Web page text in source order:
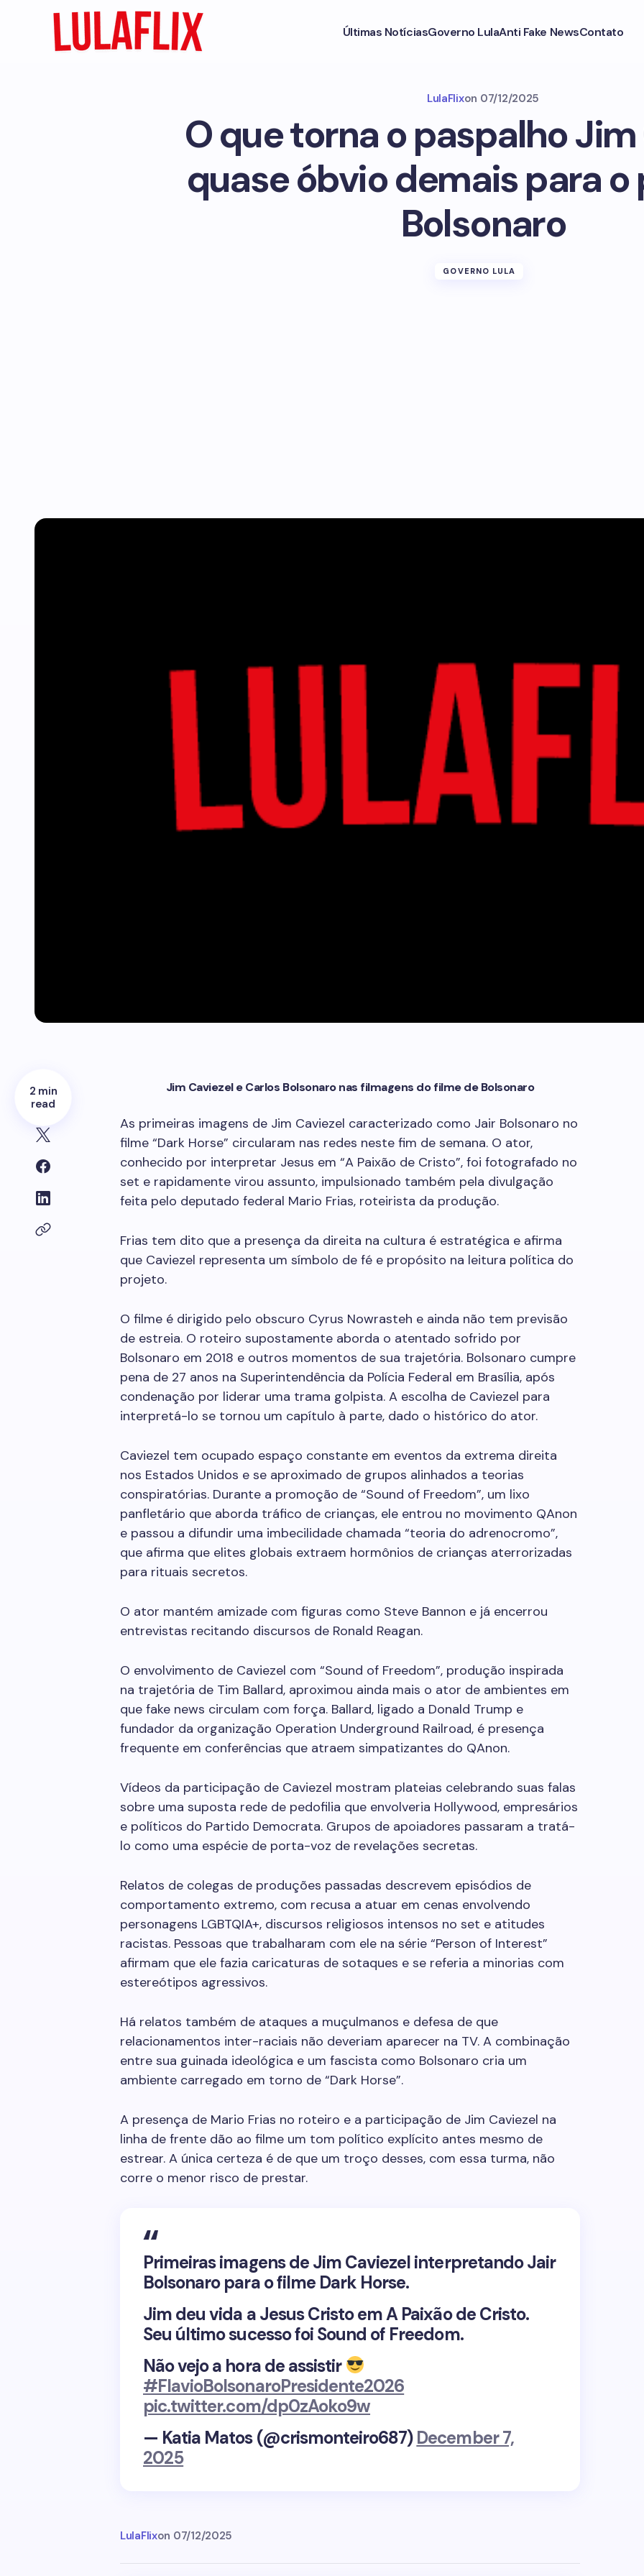
Últimas NotíciasGoverno LulaAnti Fake NewsContato
LulaFlixon 07/12/2025
O que torna o paspalho
quase óbvio demais para o
Bolsonaro
GOVERNO LULA
2 min
read
Jim Caviezel e Carlos Bolsonaro nas filmagens do filme de Bolsonaro
As primeiras imagens de Jim Caviezel caracterizado como Jair Bolsonaro no
filme “Dark Horse” circularam nas redes neste fim de semana. O ator,
conhecido por interpretar Jesus em “A Paixão de Cristo”, foi fotografado no
set e rapidamente virou assunto, impulsionado também pela divulgação
feita pelo deputado federal Mario Frias, roteirista da produção.
Frias tem dito que a presença da direita na cultura é estratégica e afirma
que Caviezel representa um símbolo de fé e propósito na leitura política do
projeto.
O filme é dirigido pelo obscuro Cyrus Nowrasteh e ainda não tem previsão
de estreia. O roteiro supostamente aborda o atentado sofrido por
Bolsonaro em 2018 e outros momentos de sua trajetória. Bolsonaro cumpre
pena de 27 anos na Superintendência da Polícia Federal em Brasília, após
condenação por liderar uma trama golpista. A escolha de Caviezel para
interpretá-lo se tornou um capítulo à parte, dado o histórico do ator.
Caviezel tem ocupado espaço constante em eventos da extrema direita
nos Estados Unidos e se aproximado de grupos alinhados a teorias
conspiratórias. Durante a promoção de “Sound of Freedom”, um lixo
panfletário que aborda tráfico de crianças, ele entrou no movimento QAnon
e passou a difundir uma imbecilidade chamada “teoria do adrenocromo”,
que afirma que elites globais extraem hormônios de crianças aterrorizadas
para rituais secretos.
O ator mantém amizade com figuras como Steve Bannon e já encerrou
entrevistas recitando discursos de Ronald Reagan.
O envolvimento de Caviezel com “Sound of Freedom”, produção inspirada
na trajetória de Tim Ballard, aproximou ainda mais o ator de ambientes em
que fake news circulam com força. Ballard, ligado a Donald Trump e
fundador da organização Operation Underground Railroad, é presença
frequente em conferências que atraem simpatizantes do QAnon.
Vídeos da participação de Caviezel mostram plateias celebrando suas falas
sobre uma suposta rede de pedofilia que envolveria Hollywood, empresários
e políticos do Partido Democrata. Grupos de apoiadores passaram a tratá-
lo como uma espécie de porta-voz de revelações secretas.
Relatos de colegas de produções passadas descrevem episódios de
comportamento extremo, com recusa a atuar em cenas envolvendo
personagens LGBTQIA+, discursos religiosos intensos no set e atitudes
racistas. Pessoas que trabalharam com ele na série “Person of Interest”
afirmam que ele fazia caricaturas de sotaques e se referia a minorias com
estereótipos agressivos.
Há relatos também de ataques a muçulmanos e defesa de que
relacionamentos inter-raciais não deveriam aparecer na TV. A combinação
entre sua guinada ideológica e um fascista como Bolsonaro cria um
ambiente carregado em torno de “Dark Horse”.
A presença de Mario Frias no roteiro e a participação de Jim Caviezel na
linha de frente dão ao filme um tom político explícito antes mesmo de
estrear. A única certeza é de que um troço desses, com essa turma, não
corre o menor risco de prestar.
Primeiras imagens de Jim Caviezel interpretando Jair
Bolsonaro para o filme Dark Horse.
Jim deu vida a Jesus Cristo em A Paixão de Cristo.
Seu último sucesso foi Sound of Freedom.
Não vejo a hora de assistir
#FlavioBolsonaroPresidente2026
pic.twitter.com/dp0zAoko9w
— Katia Matos (@crismonteiro687)December 7,
2025
LulaFlixon 07/12/2025